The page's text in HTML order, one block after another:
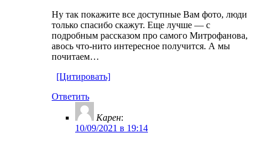
Ну так покажите все доступные Вам фото, люди
только спасибо скажут. Еще лучше — с
подробным рассказом про самого Митрофанова,
авось что-нито интересное получится. А мы
почитаем…
[Цитировать]
Ответить
Карен:
10/09/2021 в 19:14